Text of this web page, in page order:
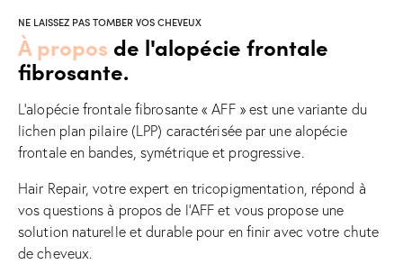
NE LAISSEZ PAS TOMBER VOS CHEVEUX
À propos de l'alopécie frontale
fibrosante.
L’alopécie frontale fibrosante « AFF » est une variante du
lichen plan pilaire (LPP) caractérisée par une alopécie
frontale en bandes, symétrique et progressive.
Hair Repair, votre expert en tricopigmentation, répond à
vos questions à propos de l’AFF et vous propose une
solution naturelle et durable pour en finir avec votre chute
de cheveux.